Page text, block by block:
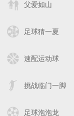
父爱如山
足球猜一夏
速配运动球
挑战临门一脚
足球泡泡龙